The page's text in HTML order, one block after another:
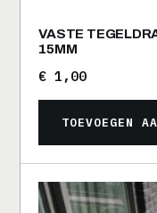
VASTE
15MM
€ 1,00
TOEVOEGEN